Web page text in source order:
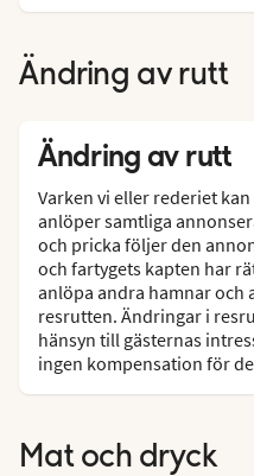
Ändring av rutt
Ändring av rutt
Varken vi eller rederiet
anlöper samtliga
och pricka följer den
och fartygets kapten har
anlöpa andra hamnar och
resrutten. Ändringar i
hänsyn till gästernas
ingen kompensation för
Mat och dryck